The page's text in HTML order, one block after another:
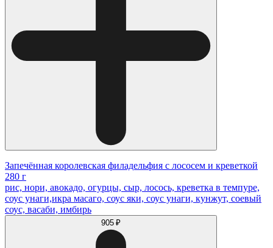
Запечённая королевская филадельфия с лососем и креветкой
280 г
рис, нори, авокадо, огурцы, сыр, лосось, креветка в темпуре,
соус унаги,икра масаго, соус яки, соус унаги, кунжут, соевый
соус, васаби, имбирь
905 ₽